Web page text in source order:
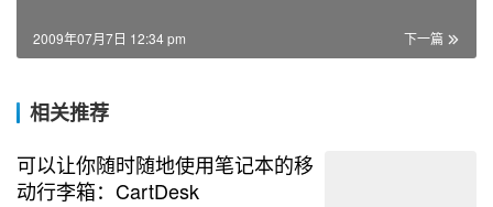
下一篇
2009年07月7日 12:34 pm
相关推荐
可以让你随时随地使用笔记本的移
动行李箱：CartDesk